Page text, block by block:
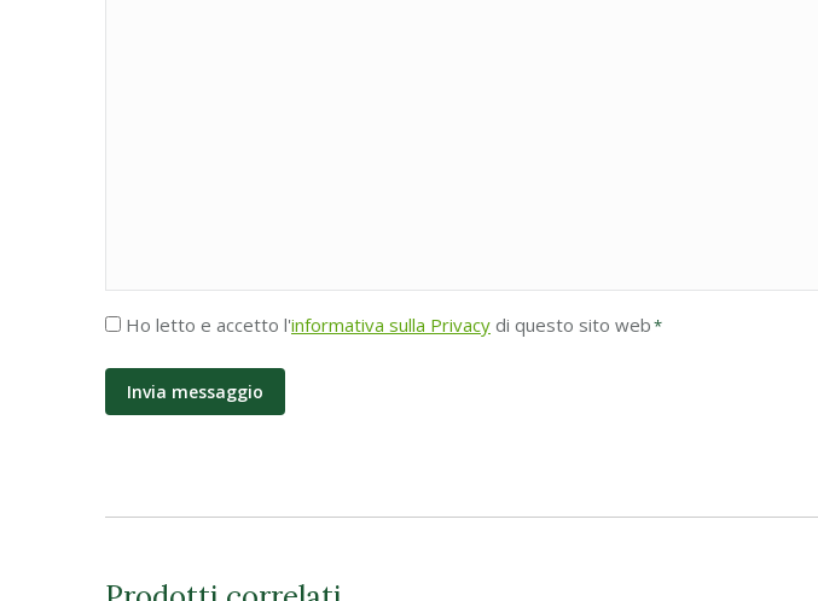
Accettazione
Ho letto e accetto l'informativa sulla Privacy di questo sito web*